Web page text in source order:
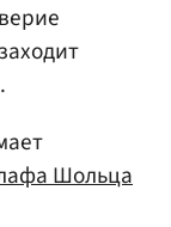
Шольца